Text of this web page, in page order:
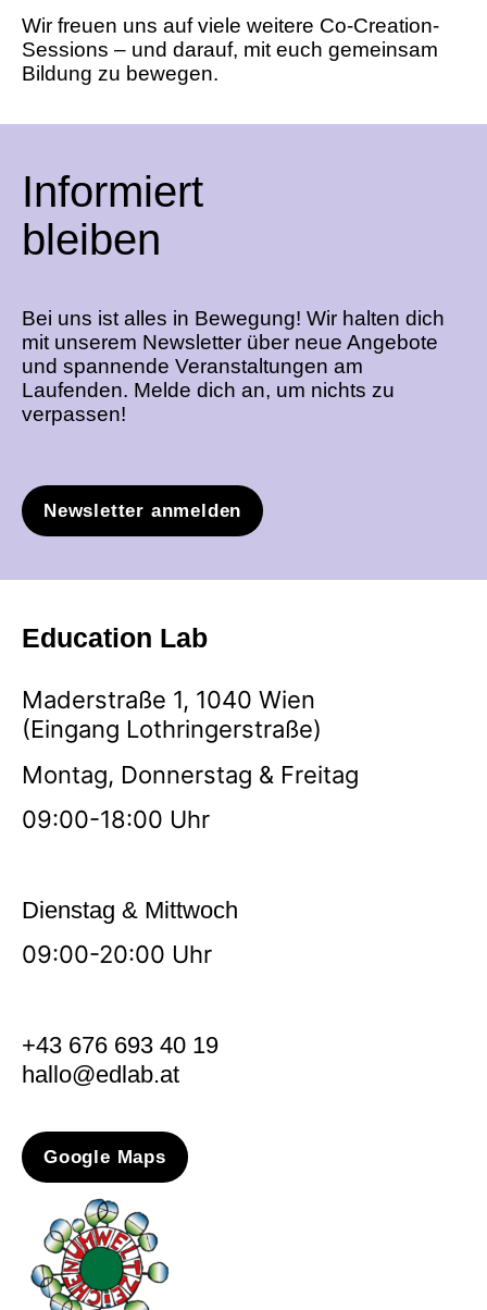
Wir freuen uns auf viele weitere Co-Creation-
Sessions – und darauf, mit euch gemeinsam
Bildung zu bewegen.
Informiert
bleiben
Bei uns ist alles in Bewegung! Wir halten dich
mit unserem Newsletter über neue Angebote
und spannende Veranstaltungen am
Laufenden. Melde dich an, um nichts zu
verpassen!
Newsletter anmelden
Education Lab
Maderstraße 1, 1040 Wien
(Eingang Lothringerstraße)
Montag, Donnerstag & Freitag
09:00-18:00 Uhr
Dienstag & Mittwoch
09:00-20:00 Uhr
+43 676 693 40 19
hallo@edlab.at
Google Maps